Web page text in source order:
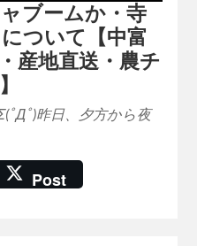
ブームか・寺
ついて【中富
産地直送・農チ
ﾟДﾟ)昨日、夕方から夜
Post